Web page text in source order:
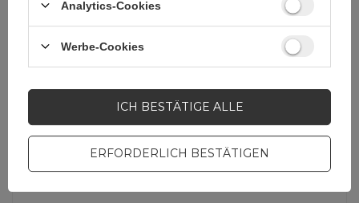
Material
PVC
(USB 480 Mbps)
Analytics-Cookies
Werbe-Cookies
ERFORDERLICH BESTÄTIGEN
ICH BESTÄTIGE ALLE